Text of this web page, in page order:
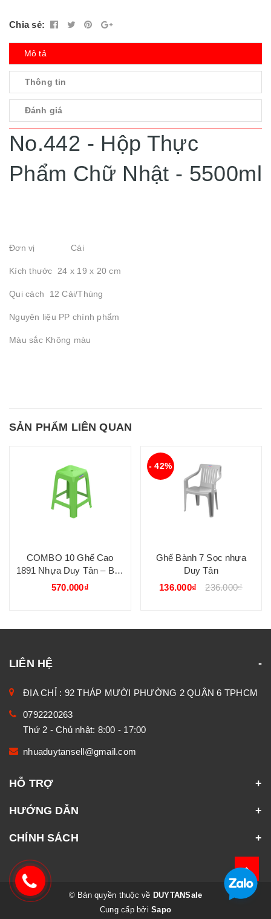
Chia sẻ:
Mô tả
Thông tin
Đánh giá
No.442 - Hộp Thực
Phẩm Chữ Nhật - 5500ml
Đơn vị Cái
Kích thước 24 x 19 x 20 cm
Qui cách 12 Cái/Thùng
Nguyên liệu PP chính phẩm
Màu sắc Không màu
SẢN PHẨM LIÊN QUAN
COMBO 10 Ghế Cao
1891 Nhựa Duy Tân – Bền
Đẹp, Tiện Dụng Cho Mọi
570.000₫
- 42%
Ghế Bành 7 Sọc nhựa
Duy Tân
136.000₫
236.000₫
LIÊN HỆ
ĐỊA CHỈ : 92 THÁP MƯỜI PHƯỜNG 2 QUẬN 6 TPHCM
0792220263
Thứ 2 - Chủ nhật: 8:00 - 17:00
nhuaduytansell@gmail.com
HỖ TRỢ
HƯỚNG DẪN
CHÍNH SÁCH
© Bản quyền thuộc về DUYTANSale
Cung cấp bởiSapo